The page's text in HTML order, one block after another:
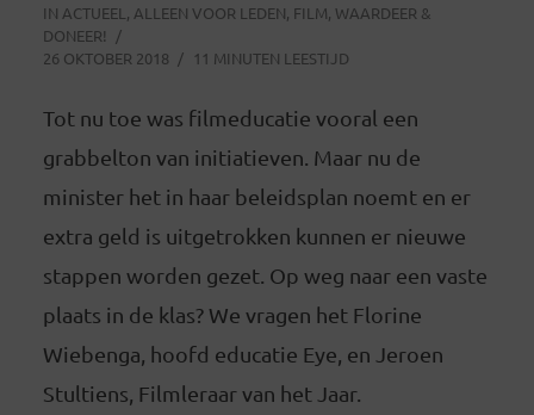
IN ACTUEEL , ALLEEN VOOR LEDEN, FILM, WAARDEER &
DONEER!
26 OKTOBER 2018
11 MINUTEN LEESTIJD
Tot nu toe was filmeducatie vooral een
grabbelton van initiatieven. Maar nu de
minister het in haar beleidsplan noemt en er
extra geld is uitgetrokken kunnen er nieuwe
stappen worden gezet. Op weg naar een vaste
plaats in de klas? We vragen het Florine
Wiebenga, hoofd educatie Eye, en Jeroen
Stultiens, Filmleraar van het Jaar.